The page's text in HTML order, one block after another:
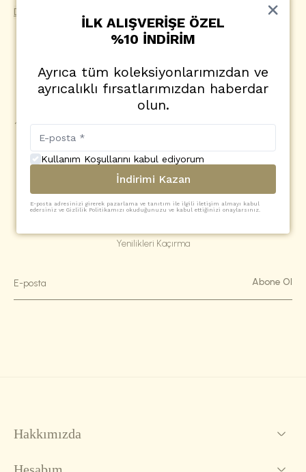
Daha Fazla Göster
ÖNE ÇIKANLAR
Seccade Selimiye-Sivri Uç
₺ 9,000.00
Seccade Ayasofya-Bordo
₺ 9,000.00
Yenilikleri Kaçırma
Abone Ol
Hakkımızda
İLK ALIŞVERİŞE ÖZEL
%10 İNDİRİM
Ayrıca tüm koleksiyonlarımızdan ve
ayrıcalıklı fırsatlarımızdan haberdar
olun.
Kullanım Koşullarını kabul ediyorum
İndirimi Kazan
E-posta adresinizi girerek pazarlama ve tanıtım ile ilgili iletişim almayı kabul
edersiniz ve Gizlilik Politikamızı okuduğunuzu ve kabul ettiğinizi onaylarsınız.